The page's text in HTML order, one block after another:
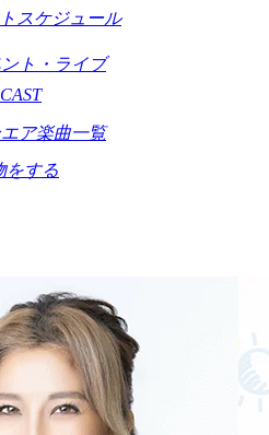
スケジュール
ト・ライブ
ア楽曲一覧
をする